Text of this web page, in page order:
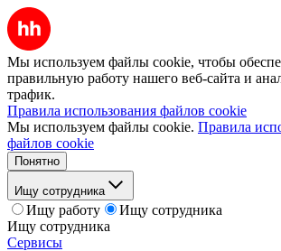
Мы используем файлы cookie, чтобы
правильную работу нашего веб-сайта и
трафик.
Правила использования файлов cookie
Мы используем файлы cookie. Правила
файлов cookie
Понятно
Ищу сотрудника
Ищу работу
Ищу сотрудника
Ищу сотрудника
Сервисы